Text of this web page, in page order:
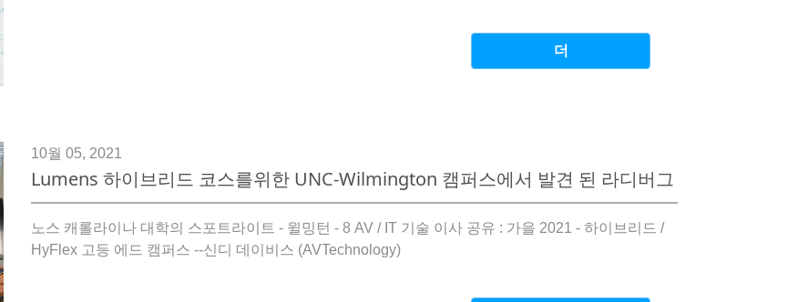
더
10월 05, 2021
Lumens 하이브리드 코스를위한 UNC-Wilmington 캠퍼스에서 발견 된 라디버그
노스 캐롤라이나 대학의 스포트라이트 - 윌밍턴 - 8 AV / IT 기술 이사 공유 : 가을 2021 - 하이브리드 /
HyFlex 고등 에드 캠퍼스 --신디 데이비스 (AVTechnology)